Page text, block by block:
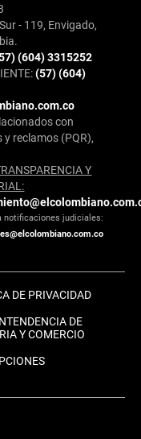
- 119, Envigado,
(604) 3315252
(57) (604)
con
y reclamos (PQR),
Y
notificaciones judiciales:
DE PRIVACIDAD
DE
Y COMERCIO